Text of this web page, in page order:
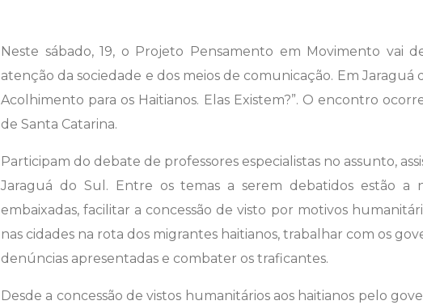
Neste sábado, 19, o Projeto Pensamento em Movimento vai
atenção da sociedade e dos meios de comunicação. Em Jaraguá
Acolhimento para os Haitianos. Elas Existem?”. O encontro
de Santa Catarina.
Participam do debate de professores especialistas no assunto,
Jaraguá do Sul. Entre os temas a serem debatidos estão a
embaixadas, facilitar a concessão de visto por motivos
nas cidades na rota dos migrantes haitianos, trabalhar com os
denúncias apresentadas e combater os traficantes.
Desde a concessão de vistos humanitários aos haitianos pelo